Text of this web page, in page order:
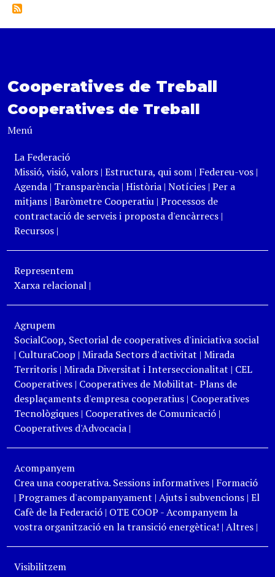
Cooperatives de Treball
Cooperatives de Treball
Menú
La Federació
Missió, visió, valors| Estructura, qui som| Federeu-vos|
Agenda | Transparència| Història| Notícies | Per a
mitjans| Baròmetre Cooperatiu| Processos de
contractació de serveis i proposta d'encàrrecs|
Recursos|
Representem
Xarxa relacional|
Agrupem
SocialCoop, Sectorial de cooperatives d'iniciativa social
| CulturaCoop | Mirada Sectors d'activitat | Mirada
Territoris| Mirada Diversitat i Interseccionalitat | CEL
Cooperatives| Cooperatives de Mobilitat- Plans de
desplaçaments d'empresa cooperatius| Cooperatives
Tecnològiques| Cooperatives de Comunicació|
Cooperatives d'Advocacia|
Acompanyem
Crea una cooperativa. Sessions informatives| Formació
| Programes d'acompanyament | Ajuts i subvencions| El
Cafè de la Federació| OTE COOP - Acompanyem la
vostra organització en la transició energètica! | Altres|
Visibilitzem